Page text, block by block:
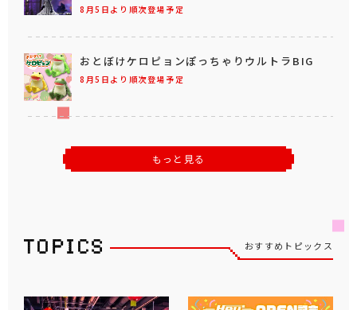
8月5日より順次登場予定
8月5日より順次登場予定
おとぼけケロピョンぽっちゃりウルトラBIG
もっと見る
おすすめトピックス